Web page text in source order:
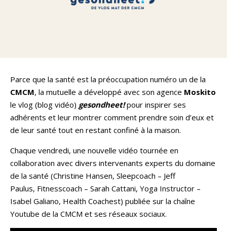
Parce que la santé est la préoccupation numéro un de la
CMCM, la mutuelle a développé avec son agence Moskito
le vlog (blog vidéo) gesondheet!pour inspirer ses
adhérents et leur montrer comment prendre soin d’eux et
de leur santé tout en restant confiné à la maison.
Chaque vendredi, une nouvelle vidéo tournée en
collaboration avec divers intervenants experts du domaine
de la santé (Christine Hansen, Sleepcoach – Jeff
Paulus, Fitnesscoach – Sarah Cattani, Yoga Instructor –
Isabel Galiano, Health Coachest) publiée sur la chaîne
Youtube de la CMCM et ses réseaux sociaux.